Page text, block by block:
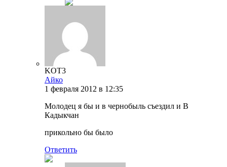
KOT3
Айко
1 февраля 2012 в 12:35
Молодец я бы и в чернобыль съездил и В
Кадыкчан
прикольно бы было
Ответить